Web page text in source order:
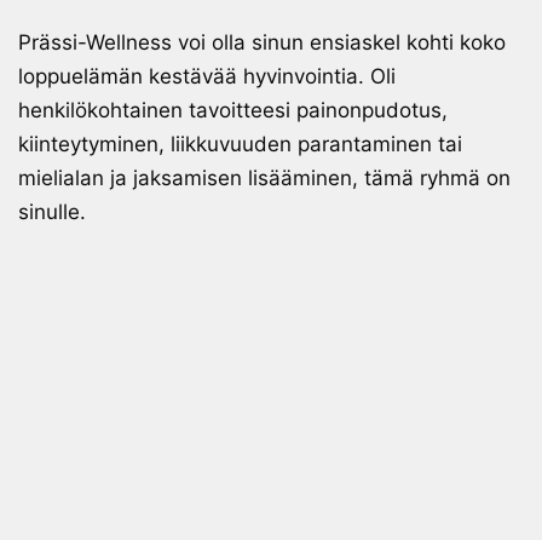
Prässi-Wellness voi olla sinun ensiaskel kohti koko
loppuelämän kestävää hyvinvointia. Oli
henkilökohtainen tavoitteesi painonpudotus,
kiinteytyminen, liikkuvuuden parantaminen tai
mielialan ja jaksamisen lisääminen, tämä ryhmä on
sinulle.